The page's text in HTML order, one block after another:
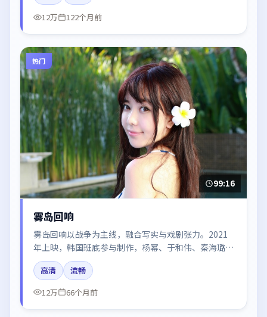
12万
122个月前
热门
99:16
雾岛回响
雾岛回响以战争为主线，融合写实与戏剧张力。2021
年上映，韩国班底参与制作，杨幂、于和伟、秦海璐、
木村拓哉在片中呈现细腻表演，影像风格统一，配乐与
剪辑强化了情绪曲线。
高清
流畅
12万
66个月前